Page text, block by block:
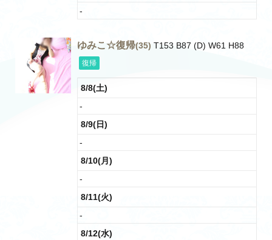
-
ゆみこ☆復帰(35) T153 B87 (D) W61 H88
復帰
8/8(土)
-
8/9(日)
-
8/10(月)
-
8/11(火)
-
8/12(水)